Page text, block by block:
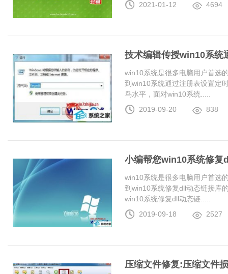
2021-01-12
4694
技术编辑传授win10系统
win10系统是很多电脑用户首选
到win10系统通过注册表设置定
鸟水平，面对win10系统.....
2019-09-20
838
小编帮您win10系统修复
win10系统是很多电脑用户首选
到win10系统修复dll动态链接库
win10系统修复dll动态链.....
2019-09-18
2527
压缩文件修复:压缩文件